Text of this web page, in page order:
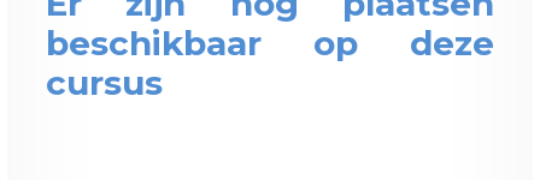
beschikbaar op deze
cursus